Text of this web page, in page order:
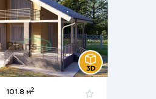
101.8 м2